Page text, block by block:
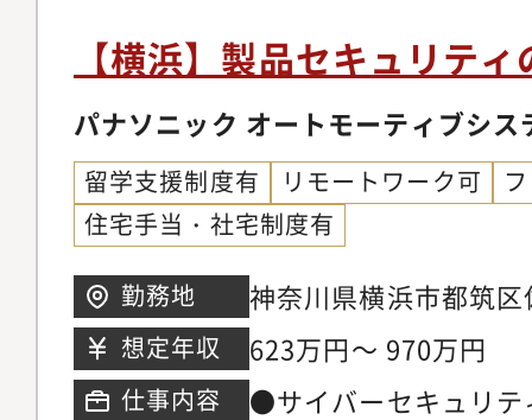
【横浜】製品セキュリテ
パナソニック オートモーティブシス
留学支援制度有 リモートワーク可
住宅手当・社宅制度有
勤務地 神奈川県横浜市都筑
想定年収 623万円～ 970万円
仕事内容
●サイバーセキュリテ